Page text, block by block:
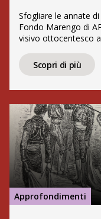
Sfogliare le annate
Fondo Marengo di
visivo ottocentesco
testo e immagine
che è al tempo
Scopri di più
Approfondimenti